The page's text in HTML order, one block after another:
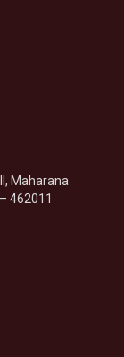
Maharana
462011